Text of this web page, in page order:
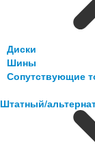
Диски
Шины
Сопутствующие
Штатный/